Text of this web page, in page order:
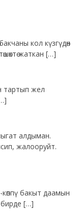
кол күзгүдөн
жаткан […]
тартып жел
алдыман.
жалооруйт.
бакыт даамын
[…]